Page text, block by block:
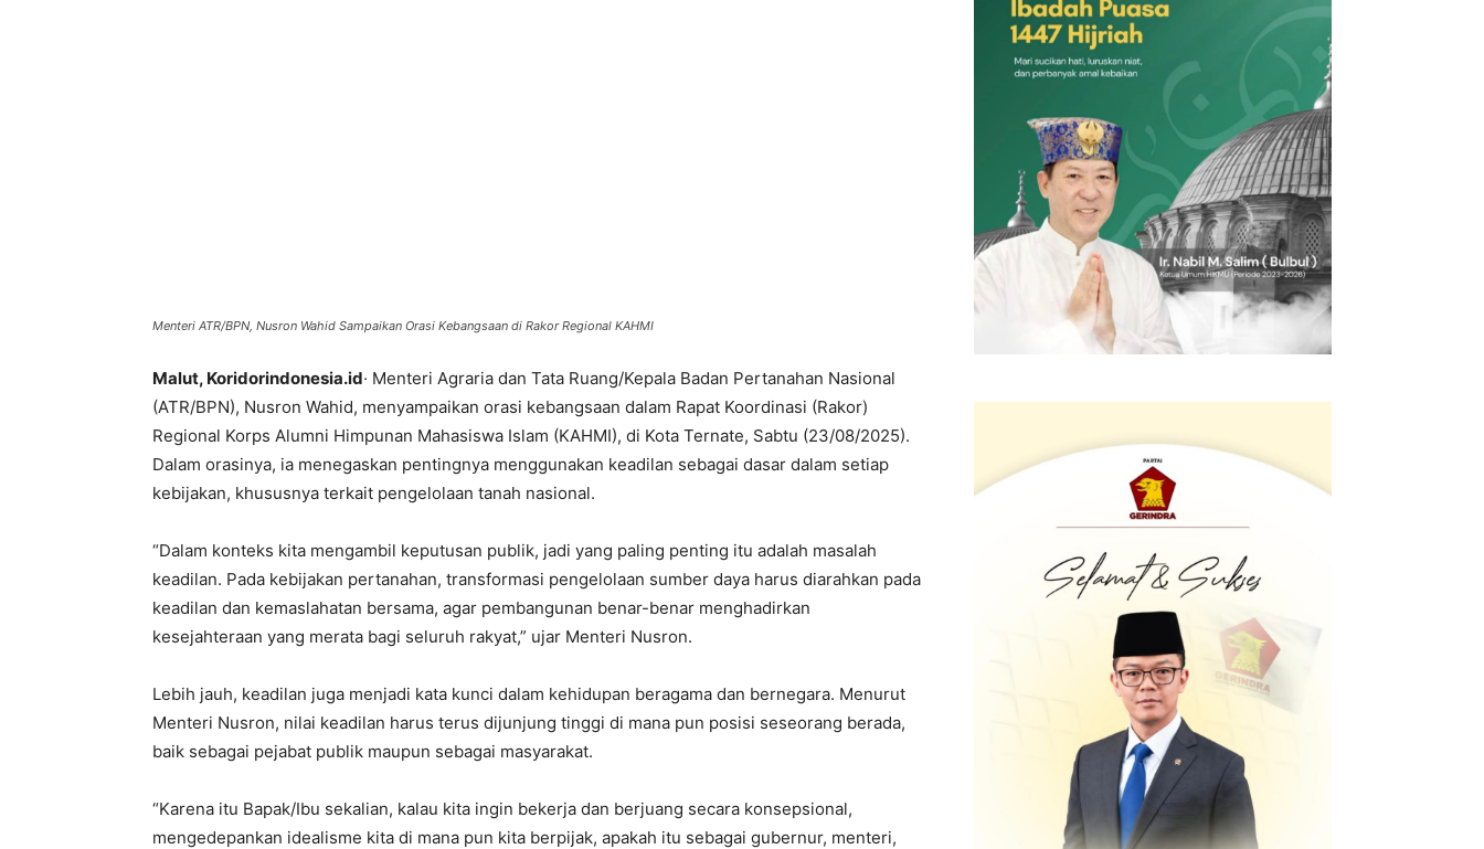
Menteri ATR/BPN, Nusron Wahid Sampaikan Orasi Kebangsaan di Rakor Regional KAHMI ‎
Malut, Koridorindonesia.id· Menteri Agraria dan Tata Ruang/Kepala Badan Pertanahan Nasional
(ATR/BPN), Nusron Wahid, menyampaikan orasi kebangsaan dalam Rapat Koordinasi (Rakor)
Regional Korps Alumni Himpunan Mahasiswa Islam (KAHMI), di Kota Ternate, Sabtu (23/08/2025).
Dalam orasinya, ia menegaskan pentingnya menggunakan keadilan sebagai dasar dalam setiap
kebijakan, khususnya terkait pengelolaan tanah nasional.
‎“Dalam konteks kita mengambil keputusan publik, jadi yang paling penting itu adalah masalah
keadilan. Pada kebijakan pertanahan, transformasi pengelolaan sumber daya harus diarahkan pada
keadilan dan kemaslahatan bersama, agar pembangunan benar-benar menghadirkan
kesejahteraan yang merata bagi seluruh rakyat,” ujar Menteri Nusron.
‎Lebih jauh, keadilan juga menjadi kata kunci dalam kehidupan beragama dan bernegara. Menurut
Menteri Nusron, nilai keadilan harus terus dijunjung tinggi di mana pun posisi seseorang berada,
baik sebagai pejabat publik maupun sebagai masyarakat.
‎“Karena itu Bapak/Ibu sekalian, kalau kita ingin bekerja dan berjuang secara konsepsional,
mengedepankan idealisme kita di mana pun kita berpijak, apakah itu sebagai gubernur, menteri,